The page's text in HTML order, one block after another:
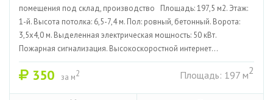
помещения под склад, производство Площадь: 197,5 м2. Этаж:
1-й. Высота потолка: 6,5-7,4 м. Пол: ровный, бетонный. Ворота:
3,5х4,0 м. Выделенная электрическая мощность: 50 кВт.
Пожарная сигнализация. Высокоскоростной интернет...
350 за м2 Площадь: 197 м2